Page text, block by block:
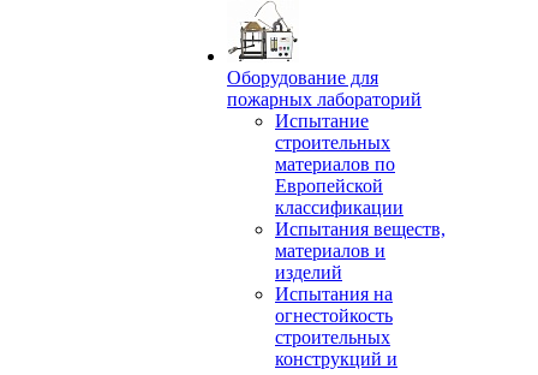
Оборудование для
пожарных лабораторий
Испытание
строительных
материалов по
Европейской
классификации
Испытания веществ,
материалов и
изделий
Испытания на
огнестойкость
строительных
конструкций и